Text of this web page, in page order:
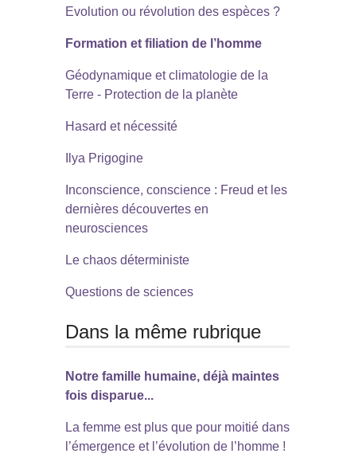
Evolution ou révolution des espèces ?
Formation et filiation de l’homme
Géodynamique et climatologie de la
Terre - Protection de la planète
Hasard et nécessité
Ilya Prigogine
Inconscience, conscience : Freud et les
dernières découvertes en
neurosciences
Le chaos déterministe
Questions de sciences
Dans la même rubrique
Notre famille humaine, déjà maintes
fois disparue...
La femme est plus que pour moitié dans
l’émergence et l’évolution de l’homme !